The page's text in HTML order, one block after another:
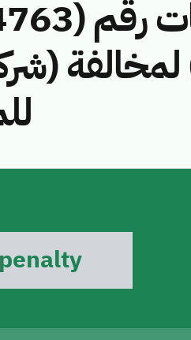
لمخالفة